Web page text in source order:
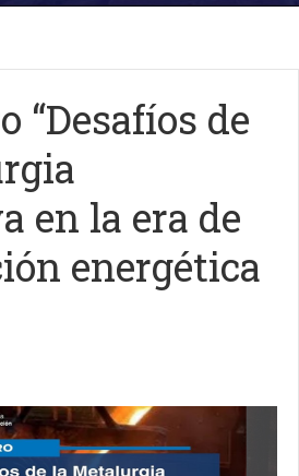
“Desafíos de
en la era de
energética